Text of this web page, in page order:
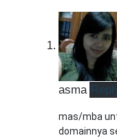
asma
mas/mba
domainnya